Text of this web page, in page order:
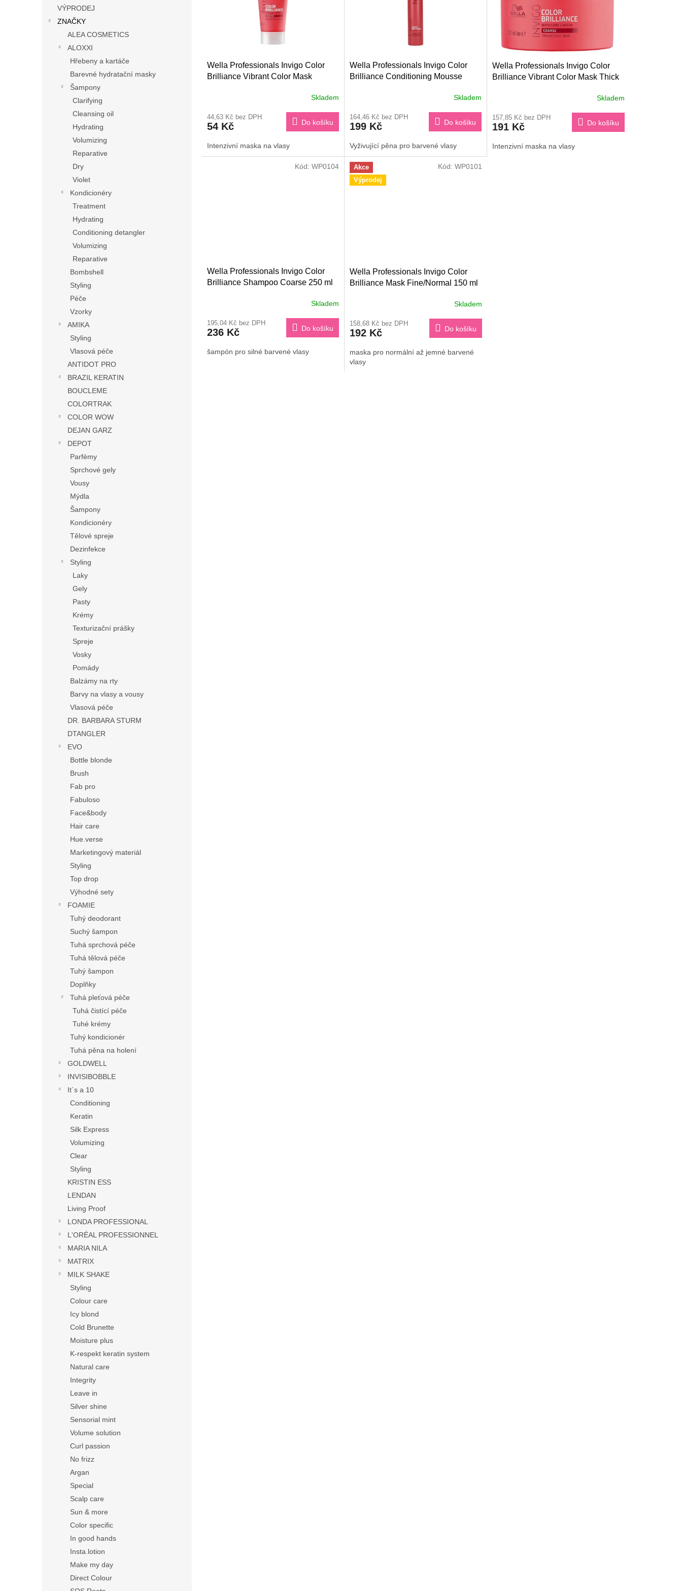
VÝPRODEJ
ZNAČKY
ALEA COSMETICS
ALOXXI
Hřebeny a kartáče
Barevné hydratační masky
Šampony
Clarifying
Cleansing oil
Hydrating
Volumizing
Reparative
Dry
Violet
Kondicionéry
Treatment
Hydrating
Conditioning detangler
Volumizing
Reparative
Bombshell
Styling
Péče
Vzorky
AMIKA
Styling
Vlasová péče
ANTIDOT PRO
BRAZIL KERATIN
BOUCLEME
COLORTRAK
COLOR WOW
DEJAN GARZ
DEPOT
Parfémy
Sprchové gely
Vousy
Mýdla
Šampony
Kondicionéry
Tělové spreje
Dezinfekce
Styling
Laky
Gely
Pasty
Krémy
Texturizační prášky
Spreje
Vosky
Pomády
Balzámy na rty
Barvy na vlasy a vousy
Vlasová péče
DR. BARBARA STURM
DTANGLER
EVO
Bottle blonde
Brush
Fab pro
Fabuloso
Face&body
Hair care
Hue.verse
Marketingový materiál
Styling
Top drop
Výhodné sety
FOAMIE
Tuhý deodorant
Suchý šampon
Tuhá sprchová péče
Tuhá tělová péče
Tuhý šampon
Doplňky
Tuhá pleťová péče
Tuhá čistící péče
Tuhé krémy
Tuhý kondicionér
Tuhá pěna na holení
GOLDWELL
INVISIBOBBLE
It´s a 10
Conditioning
Keratin
Silk Express
Volumizing
Clear
Styling
KRISTIN ESS
LENDAN
Living Proof
LONDA PROFESSIONAL
L'ORÉAL PROFESSIONNEL
MARIA NILA
MATRIX
MILK SHAKE
Styling
Colour care
Icy blond
Cold Brunette
Moisture plus
K-respekt keratin system
Natural care
Integrity
Leave in
Silver shine
Sensorial mint
Volume solution
Curl passion
No frizz
Argan
Special
Scalp care
Sun & more
Color specific
In good hands
Insta.lotion
Make my day
Direct Colour
Wella Professionals Invigo Color
Brilliance Vibrant Color Mask
Skladem
44,63 Kč bez DPH
54 Kč Do košíku
Intenzivní maska na vlasy
Wella Professionals Invigo Color
Brilliance Conditioning Mousse
Skladem
164,46 Kč bez DPH
199 Kč Do košíku
Vyživující pěna pro barvené vlasy
Wella Professionals Invigo Color
Brilliance Vibrant Color Mask Thick
Skladem
157,85 Kč bez DPH
191 Kč Do košíku
Intenzivní maska na vlasy
Wella Professionals Invigo Color
Brilliance Shampoo Coarse 250 ml
Skladem
195,04 Kč bez DPH
236 Kč Do košíku
šampón pro silné barvené vlasy
Kód: WP0104
Akce
Výprodej
Wella Professionals Invigo Color
Brilliance Mask Fine/Normal 150 ml
Skladem
158,68 Kč bez DPH
192 Kč Do košíku
maska pro normální až jemné barvené
vlasy
Kód: WP0101